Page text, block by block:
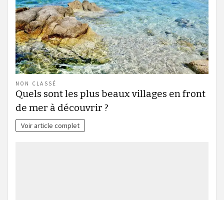
NON CLASSÉ
Quels sont les plus beaux villages en front
de mer à découvrir ?
Voir article complet